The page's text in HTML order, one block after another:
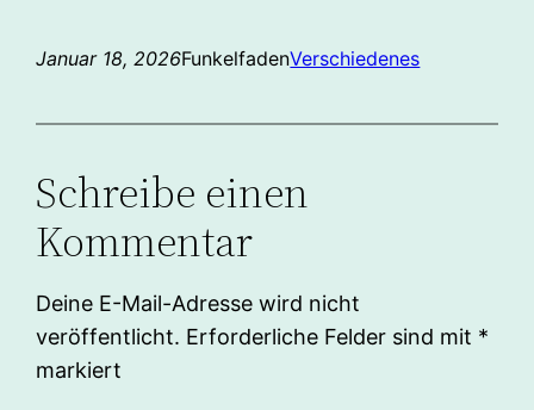
Januar 18, 2026FunkelfadenVerschiedenes
Schreibe einen
Kommentar
Deine E-Mail-Adresse wird nicht
veröffentlicht. Erforderliche Felder sind mit *
markiert